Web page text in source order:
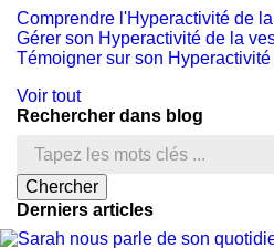
Comprendre l'Hyperactivité de
Gérer son Hyperactivité de la
Témoigner sur son
Voir tout
Rechercher dans blog
Derniers articles